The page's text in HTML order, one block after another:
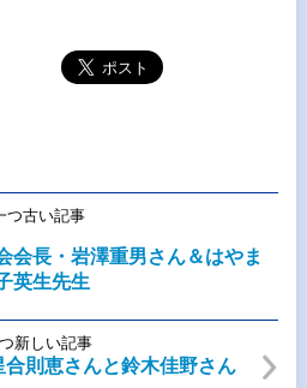
つ古い記事
会長・岩澤重男さん＆はやま
英生先生
新しい記事
則恵さんと鈴木佳野さん